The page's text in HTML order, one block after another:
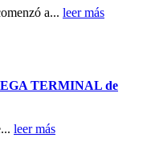
a... leer más
TERMINAL de
leer más